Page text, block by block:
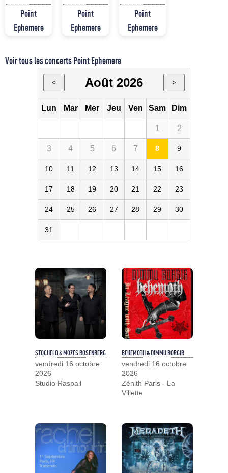
Point
Ephemere
Point
Ephemere
Point
Ephemere
Voir tous les concerts Point Ephemere
< Août 2026 >
Lun Mar Mer Jeu Ven Sam Dim
1 2
3 4 5 6 7 8 9
10 11 12 13 14 15 16
17 18 19 20 21 22 23
24 25 26 27 28 29 30
31
STOCHELO & MOZES ROSENBERG
vendredi 16 octobre
2026
Studio Raspail
BEHEMOTH & DIMMU BORGIR
vendredi 16 octobre
2026
Zénith Paris - La
Villette